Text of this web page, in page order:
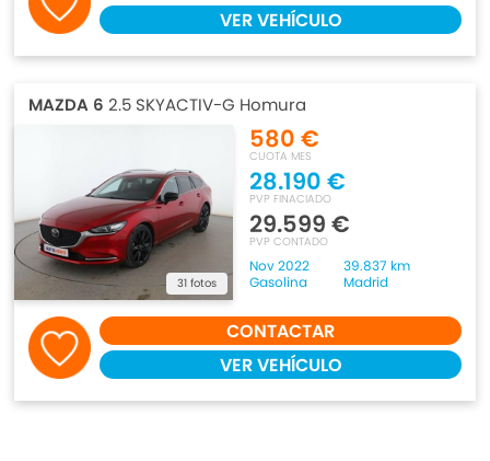
VER VEHÍCULO
MAZDA 6 2.5 SKYACTIV-G Homura
31 fotos
580 €
CUOTA MES
28.190 €
PVP FINACIADO
29.599 €
PVP CONTADO
Nov 2022
39.837 km
Gasolina
Madrid
CONTACTAR
VER VEHÍCULO